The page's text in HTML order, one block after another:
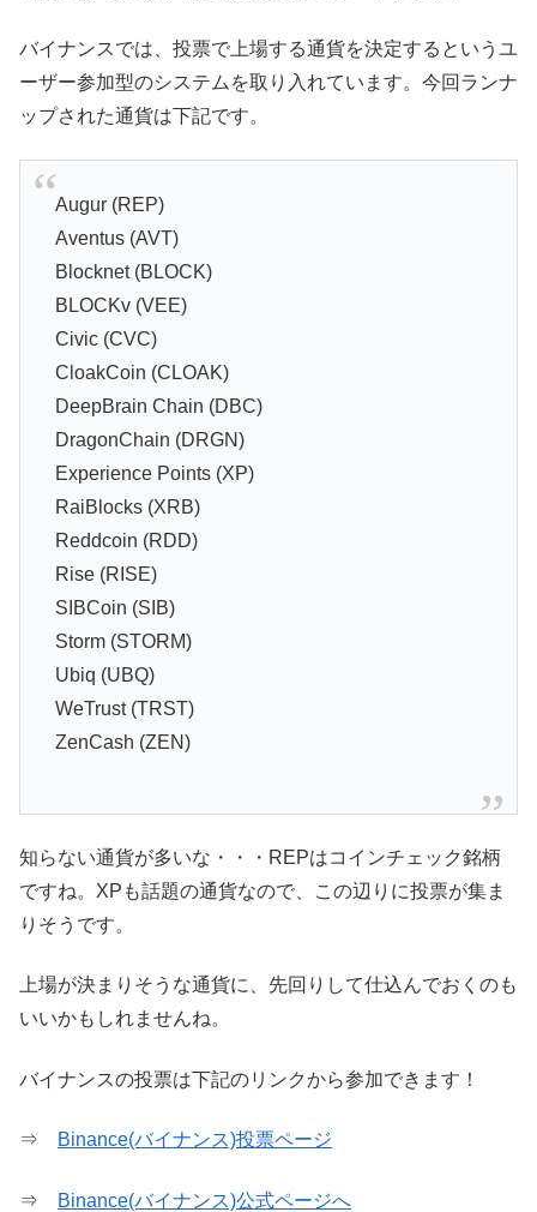
バイナンスでは、投票で上場する通貨を決定するというユ
ーザー参加型のシステムを取り入れています。今回ランナ
ップされた通貨は下記です。
Augur (REP)
Aventus (AVT)
Blocknet (BLOCK)
BLOCKv (VEE)
Civic (CVC)
CloakCoin (CLOAK)
DeepBrain Chain (DBC)
DragonChain (DRGN)
Experience Points (XP)
RaiBlocks (XRB)
Reddcoin (RDD)
Rise (RISE)
SIBCoin (SIB)
Storm (STORM)
Ubiq (UBQ)
WeTrust (TRST)
ZenCash (ZEN)
知らない通貨が多いな・・・REPはコインチェック銘柄
ですね。XPも話題の通貨なので、この辺りに投票が集ま
りそうです。
上場が決まりそうな通貨に、先回りして仕込んでおくのも
いいかもしれませんね。
バイナンスの投票は下記のリンクから参加できます！
⇒ Binance(バイナンス)投票ページ
⇒ Binance(バイナンス)公式ページへ